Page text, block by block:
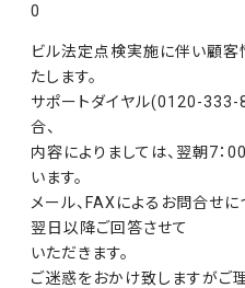
0
ビル法定点検実施に伴い顧
たします。
サポートダイヤル(0120-
合、
内容によりましては、翌朝7
います。
メール、FAXによるお問合せ
翌日以降ご回答させて
いただきます。
ご迷惑をおかけ致しますがご